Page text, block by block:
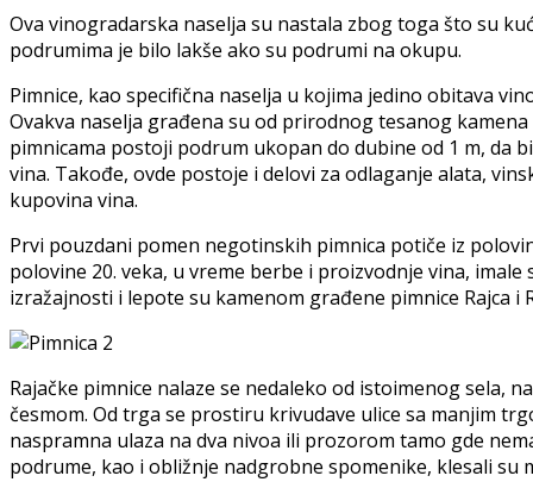
Ova vinogradarska naselja su nastala zbog toga što su
podrumima je bilo lakše ako su podrumi na okupu.
Pimnice, kao specifična naselja u kojima jedino obitava
Ovakva naselja građena su od prirodnog tesanog
pimnicama postoji podrum ukopan do dubine od 1 m, da
vina. Takođe, ovde postoje i delovi za odlaganje alata,
kupovina vina.
Prvi pouzdani pomen negotinskih pimnica potiče iz
polovine 20. veka, u vreme berbe i proizvodnje vina,
izražajnosti i lepote su kamenom građene pimnice Rajca i
Rajačke pimnice nalaze se nedaleko od istoimenog sela,
česmom. Od trga se prostiru krivudave ulice sa manjim
naspramna ulaza na dva nivoa ili prozorom tamo gde
podrume, kao i obližnje nadgrobne spomenike, klesali